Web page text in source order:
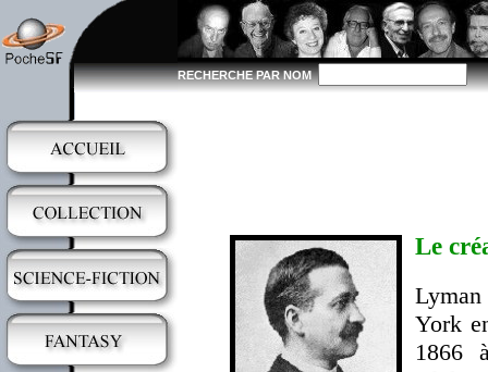
RECHERCHE PAR NOM
Le
York
1866